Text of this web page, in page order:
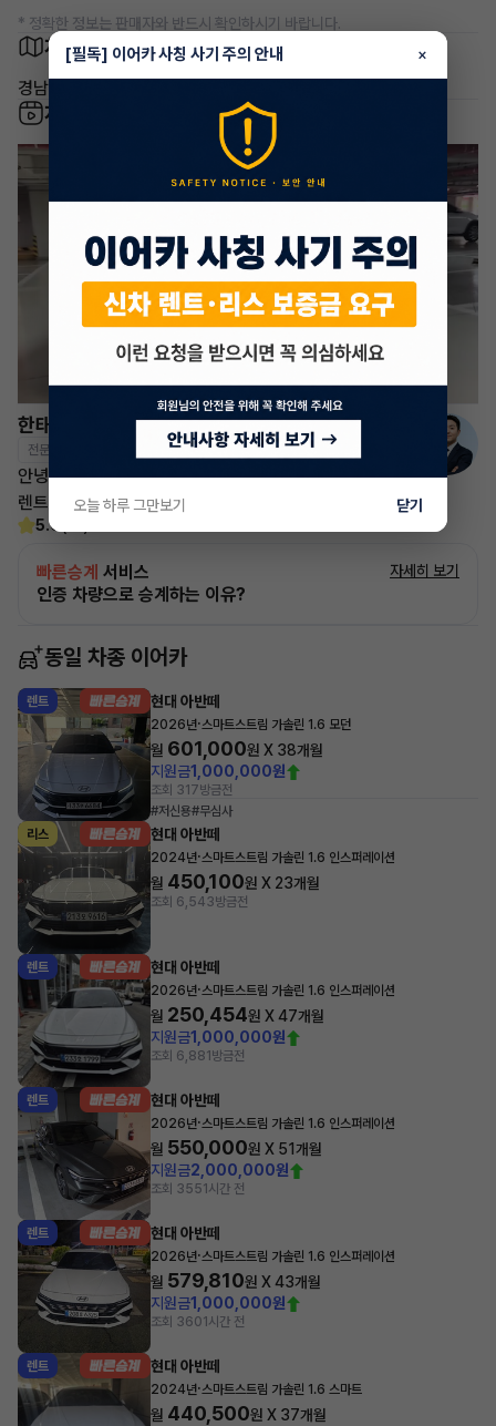
* 정확한 정보는 판매자와 반드시 확인하시기 바랍니다.
차량 위치
경남 진주시 충무공동
차량 영상
한태현 매니저
전문교육수료 자격인증완료
안녕하세요! 이어카 승계전문가 한태현입니다.
렌트, 리스 승계 깔끔하게 해결해 드리겠습니다!
5.0
빠른승계 서비스
인증 차량으로 승계하는 이유?
자세히 보기
동일 차종 이어카
렌트 현대 아반떼
2026년·스마트스트림 가솔린 1.6 모던
월 601,000원 X 38개월
지원금1,000,000원
조회 317방금전
#저신용#무심사
리스
현대 아반떼
2024년·스마트스트림 가솔린 1.6 인스퍼레이션
월 450,100원 X 23개월
조회 6,543방금전
렌트 현대 아반떼
2026년·스마트스트림 가솔린 1.6 인스퍼레이션
월 250,454원 X47개월
지원금1,000,000원
조회 6,881 방금전
렌트 현대 아반떼
2026년·스마트스트림 가솔린 1.6 인스퍼레이션
월 550,000원 X 51개월
지원금2,000,000원
조회 3551시간 전
렌트 현대 아반떼
2026년·스마트스트림 가솔린 1.6 인스퍼레이션
월 579,810원 X43개월
지원금1,000,000원
조회 3601시간 전
렌트 현대 아반떼
2024년·스마트스트림 가솔린 1.6 스마트
월 440,500원 X 37개월
[필독] 이어카 사칭 사기 주의 안내 ×
오늘 하루 그만보기 닫기